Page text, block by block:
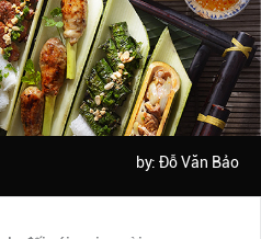
tháng 2 năm 2019
by: Đỗ Văn Bảo